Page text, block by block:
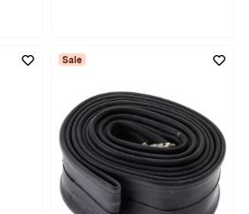
Sale